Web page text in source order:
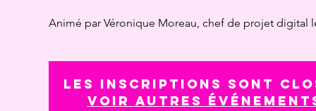
Animé par Véronique Moreau, chef de projet digital
Les inscriptions sont
Voir autres